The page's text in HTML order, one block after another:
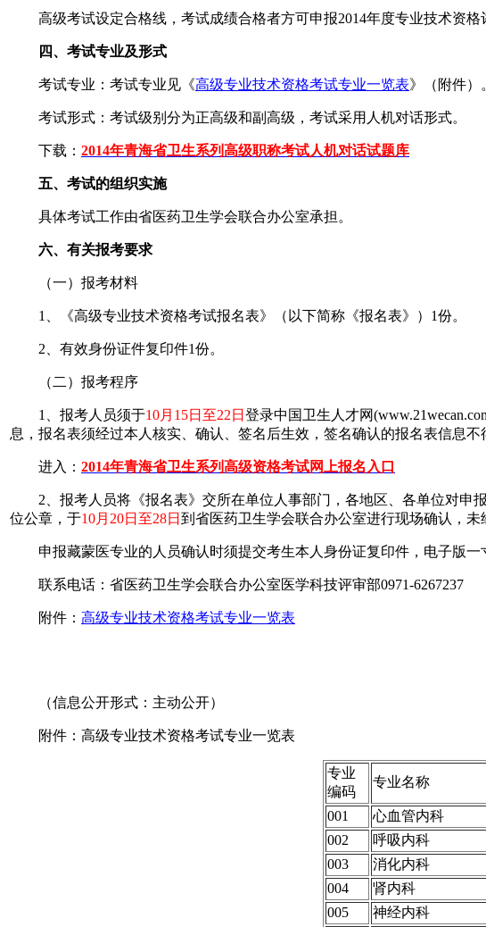
高级考试设定合格线，考试成绩合格者方可申报2014年度专业技术资格
四、考试专业及形式
考试专业：考试专业见《高级专业技术资格考试专业一览表》（附件）
考试形式：考试级别分为正高级和副高级，考试采用人机对话形式。
下载： 2014年青海省卫生系列高级职称考试人机对话试题库
五、考试的组织实施
具体考试工作由省医药卫生学会联合办公室承担。
六、有关报考要求
（一）报考材料
1、《高级专业技术资格考试报名表》（以下简称《报名表》）1份。
2、有效身份证件复印件1份。
（二）报考程序
1、报考人员须于10月15日至22日 登录中国卫生人才网
息，报名表须经过本人核实、确认、签名后生效，签名确认的报名表信息不
进入： 2014年青海省卫生系列高级资格考试网上报名入口
2、报考人员将《报名表》交所在单位人事部门，各地区、各单位对申
位公章，于10月20日至28日 到省医药卫生学会联合办公室进行现场确认，未
申报藏蒙医专业的人员确认时须提交考生本人身份证复印件，电子版一
联系电话：省医药卫生学会联合办公室医学科技评审部0971-6267237
附件： 高级专业技术资格考试专业一览表
（信息公开形式：主动公开）
附件： 高级专业技术资格考试专业一览表
专业
编码
专业名称
001 心血管内科
002
呼吸内科
003
消化内科
004
肾内科
005
神经内科